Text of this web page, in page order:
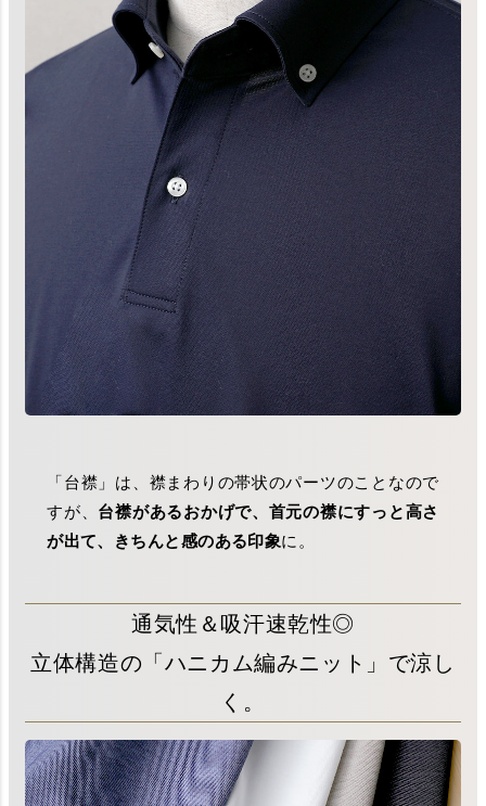
「台襟」は、襟まわりの帯状のパーツのことなので
すが、 台襟があるおかげで、首元の襟にすっと高さ
が出て、きちんと感のある印象に。
通気性＆吸汗速乾性◎
立体構造の「ハニカム編みニット」で涼し
く。